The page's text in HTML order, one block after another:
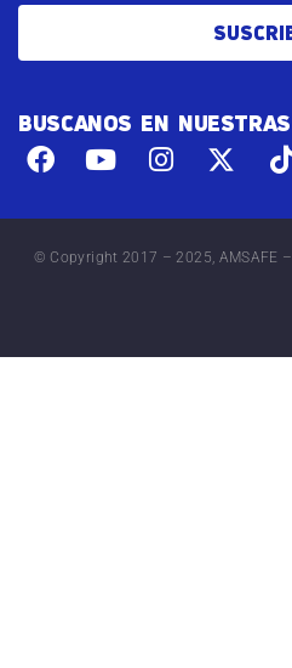
BUSCANOS EN
© Copyright 2017 – 2025, AMSAFE